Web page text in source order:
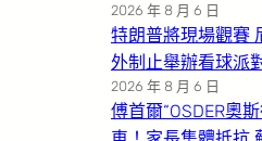
2026 年 8 月 6 日
特朗普將現場觀賽
外制止舉辦看球派
2026 年 8 月 6 日
傅首爾“OSDER奧